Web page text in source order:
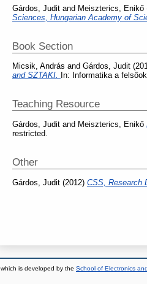
Gárdos, Judit and Meiszterics, Enikő
Sciences, Hungarian Academy of
Book Section
Micsik, András and Gárdos, Judit
and SZTAKI.
In: Informatika a
Teaching Resource
Gárdos, Judit and Meiszterics, Enikő
restricted.
Other
Gárdos, Judit (2012) CSS, Research
which is developed by the School of Electronics